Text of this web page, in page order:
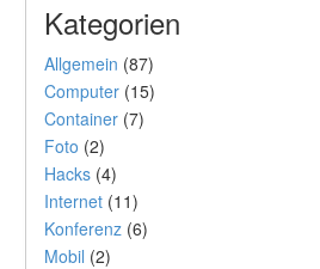
Kategorien
Allgemein (87)
Computer (15)
Container (7)
Foto (2)
Hacks (4)
Internet (11)
Konferenz (6)
Mobil (2)